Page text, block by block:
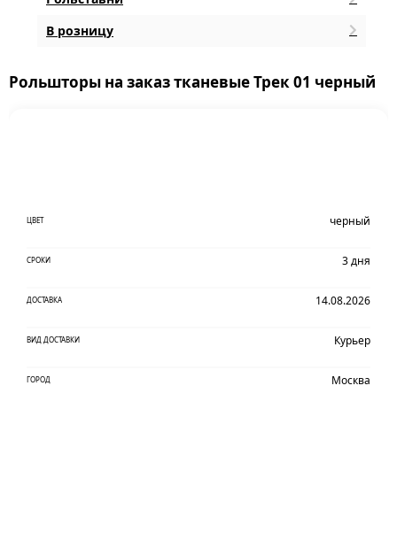
В розницу
Рольшторы на заказ тканевые Трек 01 черный
ЦВЕТ черный
СРОКИ 3 дня
ДОСТАВКА 14.08.2026
ВИД ДОСТАВКИ Курьер
ГОРОД Москва